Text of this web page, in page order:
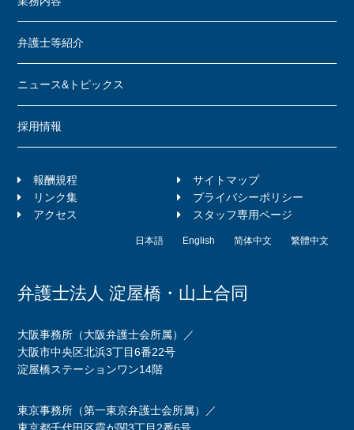
弁護士等紹介
ニュース&トピックス
採用情報
報酬規程
サイトマップ
リンク集
プライバシーポリシー
アクセス
スタッフ専用ページ
日本語 English 简体中文 繁體中文
弁護士法人 淀屋橋・山上合同
大阪事務所（大阪弁護士会所属）／
大阪市中央区北浜3丁目6番22号
淀屋橋ステーションワン14階
東京事務所（第一東京弁護士会所属）／